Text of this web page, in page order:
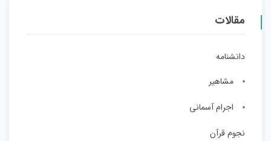
مقالات
دانشنامه
مشاهیر
اجرام آسمانی
نجوم قرآن